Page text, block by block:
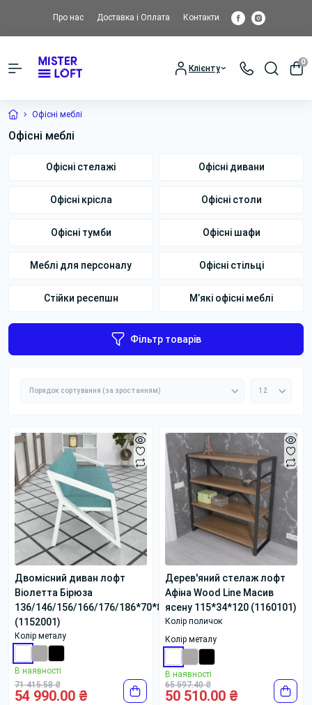
Про нас Доставка і Оплата Контакти
Клієнту
0
Офісні меблі
Офісні меблі
Офісні стелажі Офісні дивани
Офісні крісла Офісні столи
Офісні тумби Офісні шафи
Меблі для персоналу Офісні стільці
Стійки ресепшн М’які офісні меблі
Фільтр товарів
Двомісний диван лофт
Віолетта Бірюза
136/146/156/166/176/186*70*80
(1152001)
Колір металу
В наявності
71 415.58 ₴
54 990.00 ₴
Дерев'яний стелаж лофт
Афіна Wood Line Масив
ясену 115*34*120 (1160101)
Колір поличок
Колір металу
В наявності
65 597.40 ₴
50 510.00 ₴